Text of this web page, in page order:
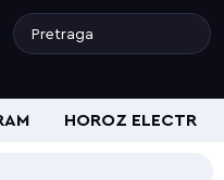
HOROZ ELECTRIC